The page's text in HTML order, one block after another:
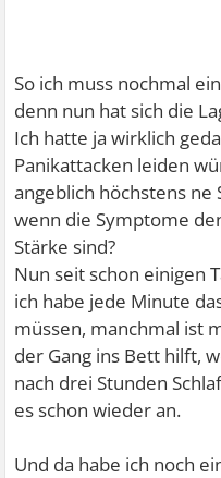
So ich muss nochmal
denn nun hat sich die
Ich hatte ja wirklich
Panikattacken leiden
angeblich höchstens ne
wenn die Symptome
Stärke sind?
Nun seit schon einigen
ich habe jede Minute
müssen, manchmal ist
der Gang ins Bett hilft,
nach drei Stunden
es schon wieder an.
Und da habe ich noch